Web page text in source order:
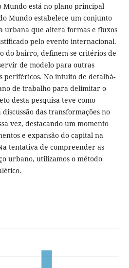
Mundo está no plano principal
Mundo estabelece um conjunto
urbana que altera formas e fluxos
pelo evento internacional.
do bairro, definem-se critérios de
de modelo para outras
periféricos. No intuito de detalhá-
de trabalho para delimitar o
desta pesquisa teve como
das transformações no
vez, destacando um momento
e expansão do capital na
tentativa de compreender as
urbano, utilizamos o método